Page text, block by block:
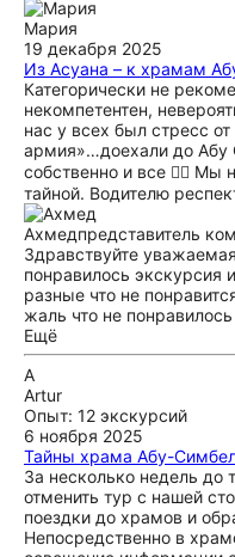
Мария
19 декабря 2025
Из Асуана – к храмам
Категорически не
некомпетентен,
нас у всех был стресс
армия»…доехали до Абу
собственно и все 🤷‍♀️ Мы
тайной. Водителю
Ахмедпредставитель
Здравствуйте
понравилось экскурсия
разные что не
жаль что не
Ещё
A
Artur
Опыт: 12 экскурсий
6 ноября 2025
Тайны храма Абу-
За несколько недель до
отменить тур с нашей
поездки до храмов и
Непосредственно в